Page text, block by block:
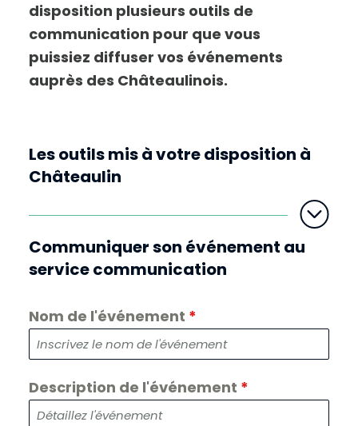
disposition plusieurs outils de
communication pour que vous
puissiez diffuser vos événements
auprès des Châteaulinois.
Les outils mis à votre disposition à
Châteaulin
Communiquer son événement au
service communication
Nom de l'événement *
Description de l'événement *